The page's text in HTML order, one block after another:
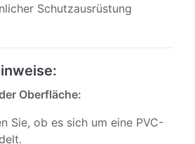
Schutzausrüstung
Oberfläche:
Sie, ob es sich um eine PVC-